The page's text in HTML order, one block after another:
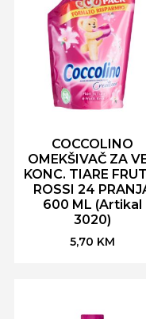
COCCOLINO
OMEKŠIVAČ ZA
KONC. TIARE
ROSSI 24
600 ML (Artikal
3020)
5,70 KM